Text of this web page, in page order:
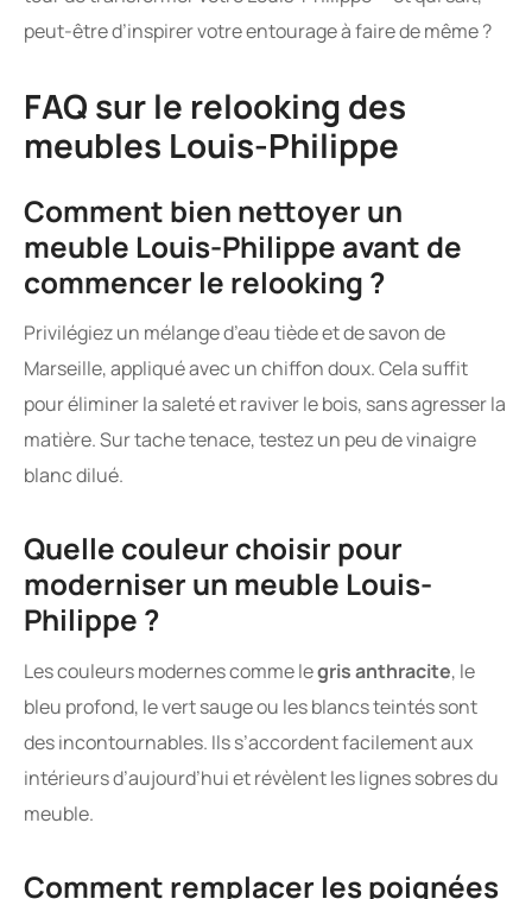
peut-être d’inspirer votre entourage à faire de même ?
FAQ sur le relooking des
meubles Louis-Philippe
Comment bien nettoyer un
meuble Louis-Philippe avant de
commencer le relooking ?
Privilégiez un mélange d’eau tiède et de savon de
Marseille, appliqué avec un chiffon doux. Cela suffit
pour éliminer la saleté et raviver le bois, sans agresser la
matière. Sur tache tenace, testez un peu de vinaigre
blanc dilué.
Quelle couleur choisir pour
moderniser un meuble Louis-
Philippe ?
Les couleurs modernes comme legris anthracite, le
bleu profond, le vert sauge ou les blancs teintés sont
des incontournables. Ils s’accordent facilement aux
intérieurs d’aujourd’hui et révèlent les lignes sobres du
meuble.
Comment remplacer les poignées